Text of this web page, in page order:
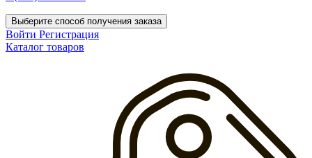
Выберите способ получения заказа
Войти Регистрация
Каталог товаров